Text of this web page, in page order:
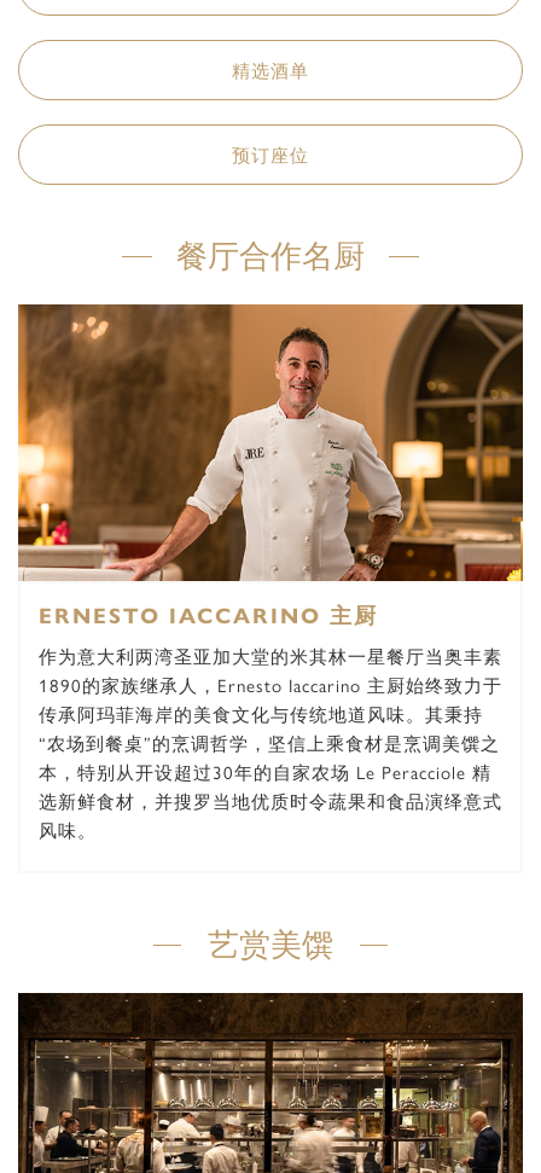
精选酒单
预订座位
餐厅合作名厨
ERNESTO IACCARINO 主厨
作为意大利两湾圣亚加大堂的米其林一星餐厅当奥丰素
1890的家族继承人，Ernesto Iaccarino 主厨始终致力于
传承阿玛菲海岸的美食文化与传统地道风味。其秉持
“农场到餐桌”的烹调哲学，坚信上乘食材是烹调美馔之
本，特别从开设超过30年的自家农场 Le Peracciole 精
选新鲜食材，并搜罗当地优质时令蔬果和食品演绎意式
风味。
艺赏美馔